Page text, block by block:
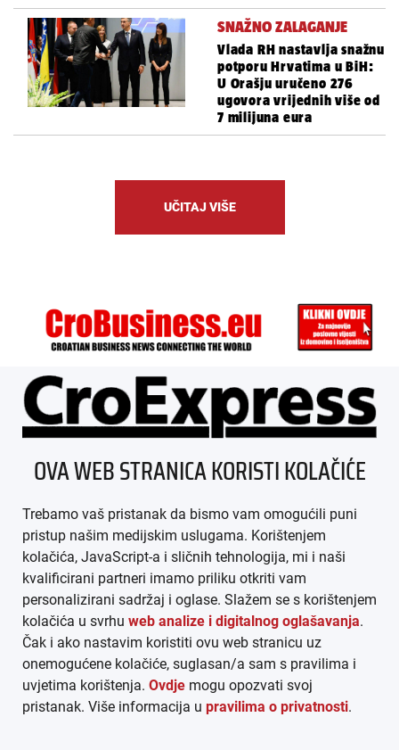
SNAŽNO ZALAGANJE
Vlada RH nastavlja snažnu
potporu Hrvatima u BiH:
U Orašju uručeno 276
ugovora vrijednih više od
7 milijuna eura
UČITAJ VIŠE
ÜBER UNS
IMPRESSUM
AGB
DATENSCHUTZ
MEDIADATEN
ARHIVA (PDF)
OVA WEB STRANICA KORISTI KOLAČIĆE
Trebamo vaš pristanak da bismo vam omogućili puni
pristup našim medijskim uslugama. Korištenjem
kolačića, JavaScript-a i sličnih tehnologija, mi i naši
kvalificirani partneri imamo priliku otkriti vam
personalizirani sadržaj i oglase. Slažem se s korištenjem
kolačića u svrhu web analize i digitalnog oglašavanja.
Čak i ako nastavim koristiti ovu web stranicu uz
onemogućene kolačiće, suglasan/a sam s pravilima i
uvjetima korištenja. Ovdje mogu opozvati svoj
pristanak. Više informacija u pravilima o privatnosti.